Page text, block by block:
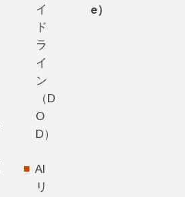
イ
ド
ラ
イ
ン
（D
O
D）
AI
リ
e）